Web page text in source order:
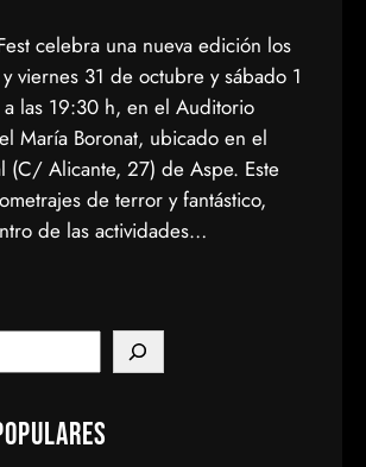
celebra una nueva edición los
viernes 31 de octubre y sábado 1
las 19:30 h, en el Auditorio
María Boronat, ubicado en el
(C/ Alicante, 27) de Aspe. Este
de terror y fantástico,
de las actividades…